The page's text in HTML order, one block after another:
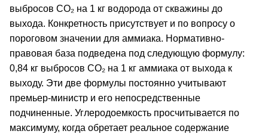
выбросов CO₂ на 1 кг водорода от скважины до
выхода. Конкретность присутствует и по вопросу о
пороговом значении для аммиака. Нормативно-
правовая база подведена под следующую формулу:
0,84 кг выбросов CO₂ на 1 кг аммиака от выхода к
выходу. Эти две формулы постоянно учитывают
премьер-министр и его непосредственные
подчиненные. Углеродоемкость просчитывается по
максимуму, когда обретает реальное содержание